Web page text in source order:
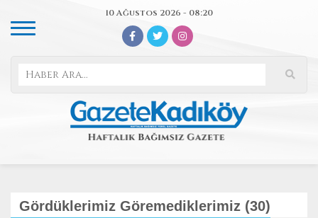
10 Ağustos 2026 - 08:20
Gördüklerimiz Göremediklerimiz (30)